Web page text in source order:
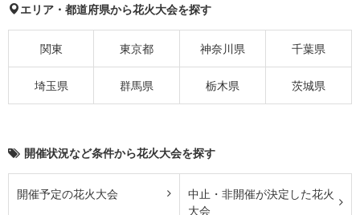
エリア・都道府県から花火大会を探す
関東 東京都 神奈川県 千葉県
埼玉県 群馬県 栃木県 茨城県
開催状況など条件から花火大会を探す
開催予定の花火大会
中止・非開催が決定した花火
大会